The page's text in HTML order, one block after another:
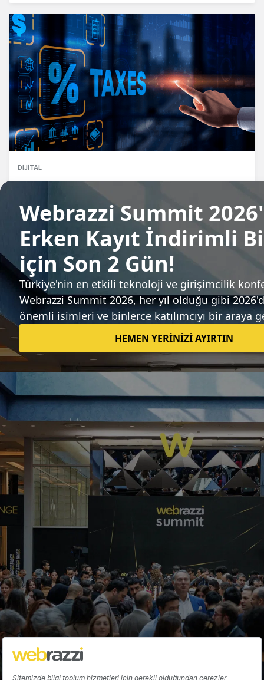
DIJITAL
Trump’ın Dijital Hizmet Vergisi Kararı:
Türkiye yanlış tarafta kalmamalı
Sıradaki haber
Pabbuc.com Yenileniyor! Ekran
Görüntüleri İlk Olarak Webrazzi'de!